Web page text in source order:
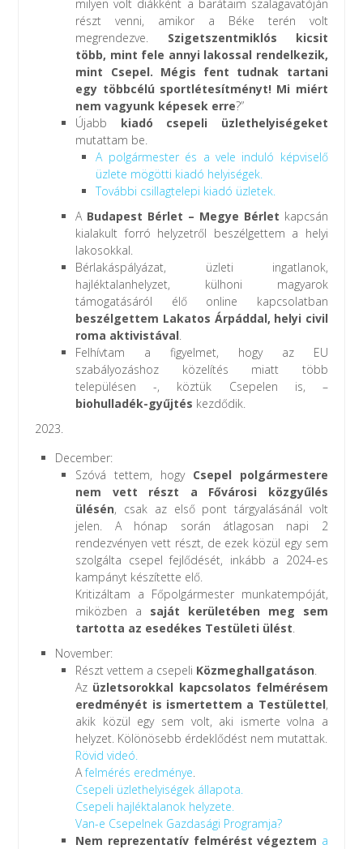
milyen volt diákként a barátaim szalagavatóján
részt venni, amikor a Béke terén volt
megrendezve. Szigetszentmiklós kicsit
több, mint fele annyi lakossal rendelkezik,
mint Csepel. Mégis fent tudnak tartani
egy többcélú sportlétesítményt! Mi miért
nem vagyunk képesek erre?”
Újabb kiadó csepeli üzlethelyiségeket
mutattam be.
A polgármester és a vele induló képviselő
üzlete mögötti kiadó helyiségek.
További csillagtelepi kiadó üzletek.
A Budapest Bérlet – Megye Bérlet kapcsán
kialakult forró helyzetről beszélgettem a helyi
lakosokkal.
Bérlakáspályázat, üzleti ingatlanok,
hajléktalanhelyzet, külhoni magyarok
támogatásáról élő online kapcsolatban
beszélgettem Lakatos Árpáddal, helyi civil
roma aktivistával.
Felhívtam a figyelmet, hogy az EU
szabályozáshoz közelítés miatt több
településen -, köztük Csepelen is, –
biohulladék-gyűjtés kezdődik.
2023.
December:
Szóvá tettem, hogy Csepel polgármestere
nem vett részt a Fővárosi közgyűlés
ülésén, csak az első pont tárgyalásánál volt
jelen. A hónap során átlagosan napi 2
rendezvényen vett részt, de ezek közül egy sem
szolgálta csepel fejlődését, inkább a 2024-es
kampányt készítette elő.
Kritizáltam a Főpolgármester munkatempóját,
miközben a saját kerületében meg sem
tartotta az esedékes Testületi ülést.
November:
Részt vettem a csepeli Közmeghallgatáson.
Az üzletsorokkal kapcsolatos felmérésem
eredményét is ismertettem a Testülettel,
akik közül egy sem volt, aki ismerte volna a
helyzet. Kölönösebb érdeklődést nem mutattak.
Rövid videó.
Afelmérés eredménye.
Csepeli üzlethelyiségek állapota.
Csepeli hajléktalanok helyzete.
Van-e Csepelnek Gazdasági Programja?
Nem reprezentatív felmérést végeztem a